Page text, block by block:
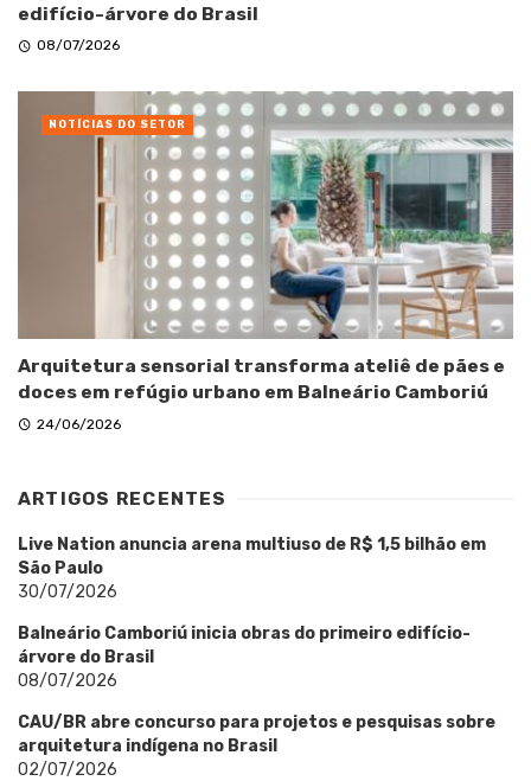
edifício-árvore do Brasil
08/07/2026
Arquitetura sensorial transforma ateliê de pães e
doces em refúgio urbano em Balneário Camboriú
24/06/2026
NOTÍCIAS DO SETOR
ARTIGOS RECENTES
Live Nation anuncia arena multiuso de R$ 1,5 bilhão em
São Paulo
30/07/2026
Balneário Camboriú inicia obras do primeiro edifício-
árvore do Brasil
08/07/2026
CAU/BR abre concurso para projetos e pesquisas sobre
arquitetura indígena no Brasil
02/07/2026